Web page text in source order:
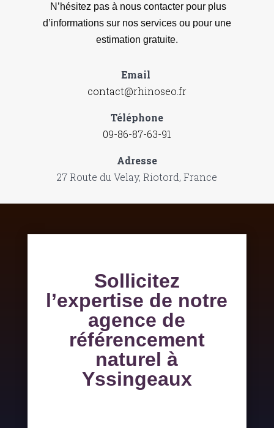
N’hésitez pas à nous contacter pour plus
d’informations sur nos services ou pour une
estimation gratuite.
Email
contact@rhinoseo.fr
Téléphone
09-86-87-63-91
Adresse
27 Route du Velay, Riotord, France
Sollicitez
l’expertise de notre
agence de
référencement
naturel à
Yssingeaux